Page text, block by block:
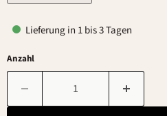
Lieferung in 1 bis 3 Tagen
Anzahl